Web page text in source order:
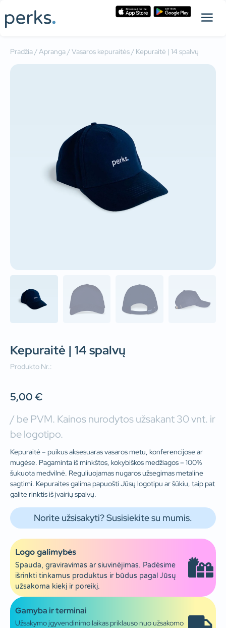
Pradžia/Apranga/Vasaros kepuraitės/ Kepuraitė | 14 spalvų
Kepuraitė | 14 spalvų
Produkto Nr.:
5,00€
/ be PVM. Kainos nurodytos užsakant 30 vnt. ir
be logotipo.
Kepuraitė – puikus aksesuaras vasaros metu, konferencijose ar
mugėse. Pagaminta iš minkštos, kokybiškos medžiagos – 100%
šukuota medvilnė. Reguliuojamas nugaros užsegimas metaline
sagtimi. Kepuraites galima papuošti Jūsų logotipu ar šūkiu, taip pat
galite rinktis iš įvairių spalvų.
Norite užsisakyti? Susisiekite su mumis.
Logo galimybės
Spauda, graviravimas ar siuvinėjimas. Padėsime
išrinkti tinkamus produktus ir būdus pagal Jūsų
užsakoma kiekį ir poreikį.
Gamyba ir terminai
Užsakymo įgyvendinimo laikas priklauso nuo užsakomo